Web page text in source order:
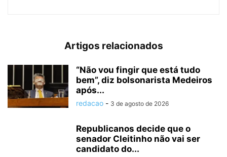
Artigos relacionados
“Não vou fingir que está tudo
bem”, diz bolsonarista Medeiros
após...
redacao - 3 de agosto de 2026
Republicanos decide que o
senador Cleitinho não vai ser
candidato do...